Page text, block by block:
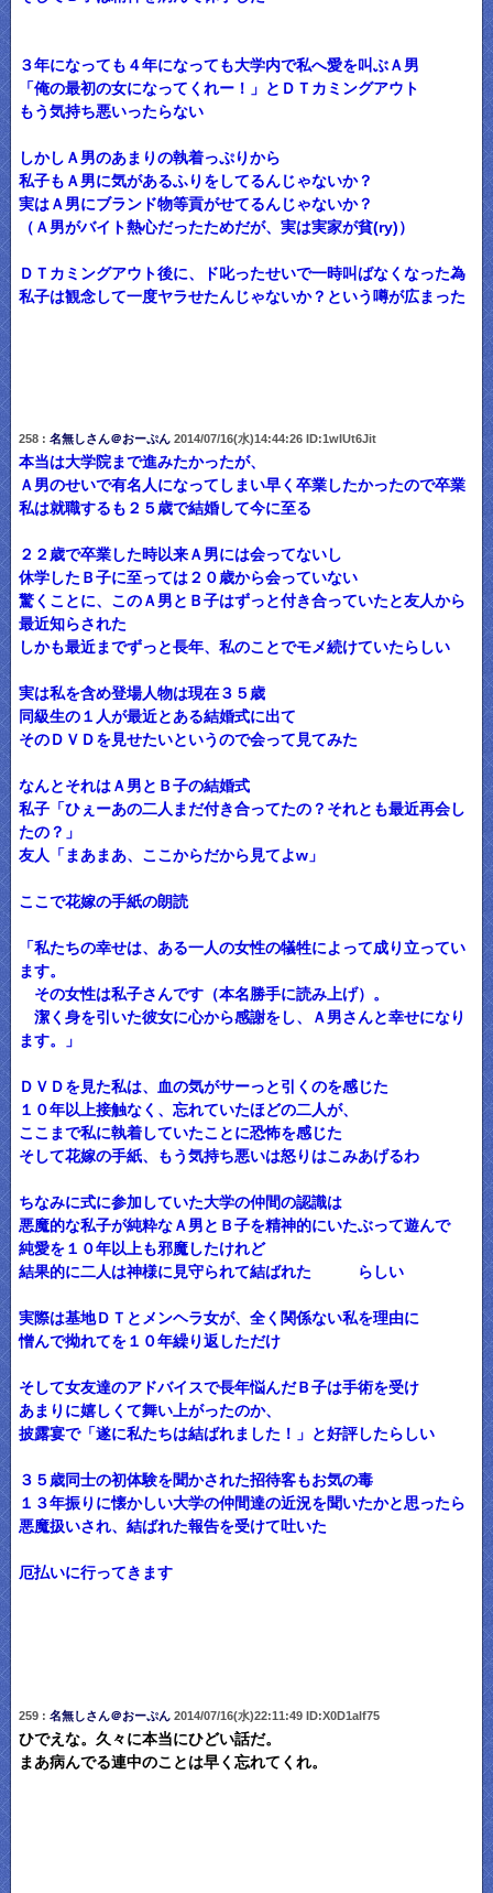
３年になっても４年になっても大学内で私へ愛を叫ぶＡ男
「俺の最初の女になってくれー！」とＤＴカミングアウト
もう気持ち悪いったらない
しかしＡ男のあまりの執着っぷりから
私子もＡ男に気があるふりをしてるんじゃないか？
実はＡ男にブランド物等貢がせてるんじゃないか？
（Ａ男がバイト熱心だったためだが、実は実家が貧(ry)）
ＤＴカミングアウト後に、ド叱ったせいで一時叫ばなくなった為
私子は観念して一度ヤラせたんじゃないか？という噂が広まった
258 : 名無しさん＠おーぷん2014/07/16(水)14:44:26 ID:1wIUt6Jit
本当は大学院まで進みたかったが、
Ａ男のせいで有名人になってしまい早く卒業したかったので卒業
私は就職するも２５歳で結婚して今に至る
２２歳で卒業した時以来Ａ男には会ってないし
休学したＢ子に至っては２０歳から会っていない
驚くことに、このＡ男とＢ子はずっと付き合っていたと友人から
最近知らされた
しかも最近までずっと長年、私のことでモメ続けていたらしい
実は私を含め登場人物は現在３５歳
同級生の１人が最近とある結婚式に出て
そのＤＶＤを見せたいというので会って見てみた
なんとそれはＡ男とＢ子の結婚式
私子「ひぇーあの二人まだ付き合ってたの？それとも最近再会し
たの？」
友人「まあまあ、ここからだから見てよw」
ここで花嫁の手紙の朗読
「私たちの幸せは、ある一人の女性の犠牲によって成り立ってい
ます。
その女性は私子さんです（本名勝手に読み上げ）。
潔く身を引いた彼女に心から感謝をし、Ａ男さんと幸せになり
ます。」
ＤＶＤを見た私は、血の気がサーっと引くのを感じた
１０年以上接触なく、忘れていたほどの二人が、
ここまで私に執着していたことに恐怖を感じた
そして花嫁の手紙、もう気持ち悪いは怒りはこみあげるわ
ちなみに式に参加していた大学の仲間の認識は
悪魔的な私子が純粋なＡ男とＢ子を精神的にいたぶって遊んで
純愛を１０年以上も邪魔したけれど
結果的に二人は神様に見守られて結ばれた らしい
実際は基地ＤＴとメンヘラ女が、全く関係ない私を理由に
憎んで拗れてを１０年繰り返しただけ
そして女友達のアドバイスで長年悩んだＢ子は手術を受け
あまりに嬉しくて舞い上がったのか、
披露宴で「遂に私たちは結ばれました！」と好評したらしい
３５歳同士の初体験を聞かされた招待客もお気の毒
１３年振りに懐かしい大学の仲間達の近況を聞いたかと思ったら
悪魔扱いされ、結ばれた報告を受けて吐いた
厄払いに行ってきます
259 : 名無しさん＠おーぷん2014/07/16(水)22:11:49 ID:X0D1alf75
ひでえな。久々に本当にひどい話だ。
まあ病んでる連中のことは早く忘れてくれ。